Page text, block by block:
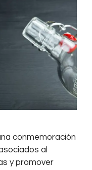
conmemoración
al
y promover